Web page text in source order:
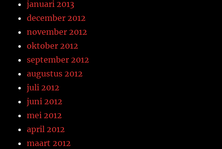
januari 2013
december 2012
november 2012
oktober 2012
september 2012
augustus 2012
juli 2012
juni 2012
mei 2012
april 2012
maart 2012